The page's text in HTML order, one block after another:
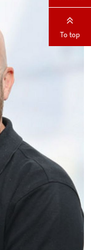
To top